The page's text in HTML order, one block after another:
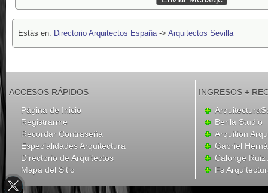
Estás en: Directorio Arquitectos España-> Arquitectos Sevilla
ACCESOS RÁPIDOS
Página de Inicio
Registrarme
Recordar Contraseña
Especialidades Arquitectura
Directorio de Arquitectos
Mapa del Sitio
INGRESOS +
Berila Studio
Arquition
Gabriel
Calonge Ruiz
Fs